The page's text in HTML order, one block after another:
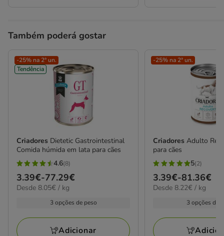
Também poderá gostar
-25% na 2ª un.
Tendência
Criadores Dietetic Gastrointestinal
Comida húmida em lata para cães
4.6
estrelas
com
avaliações
4.6(8)
Preço
de
77.29€
3.39€-77.29€
8.05€
Desde 8.05€ / kg
3 opções de peso
Adicionar
-25% na 2ª un.
CriadoresAdulto
para cães
5
estrelas
com
avaliações
5(2)
Preço
de
81.36€
3.39€-81.36€
8.22€
Desde 8.22€ / kg
3 opções de